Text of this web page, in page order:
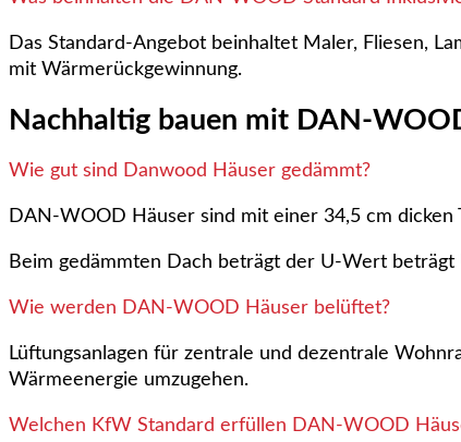
Das Standard-Angebot beinhaltet Maler, Fliesen,
mit Wärmerückgewinnung.
Nachhaltig bauen mit DAN-
Wie gut sind Danwood Häuser gedämmt?
DAN-WOOD Häuser sind mit einer 34,5 cm
Beim gedämmten Dach beträgt der U-Wert
Wie werden DAN-WOOD Häuser belüftet?
Lüftungsanlagen für zentrale und dezentrale
Wärmeenergie umzugehen.
Welchen KfW Standard erfüllen DAN-WOOD